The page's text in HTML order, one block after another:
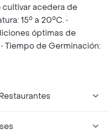
acedera de
15° a 20°C. •
óptimas de
Tiempo de Germinación: